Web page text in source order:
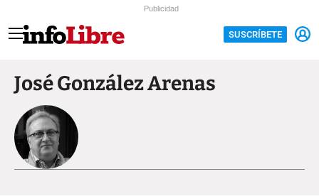
Publicidad
SUSCRÍBETE
José González Arenas